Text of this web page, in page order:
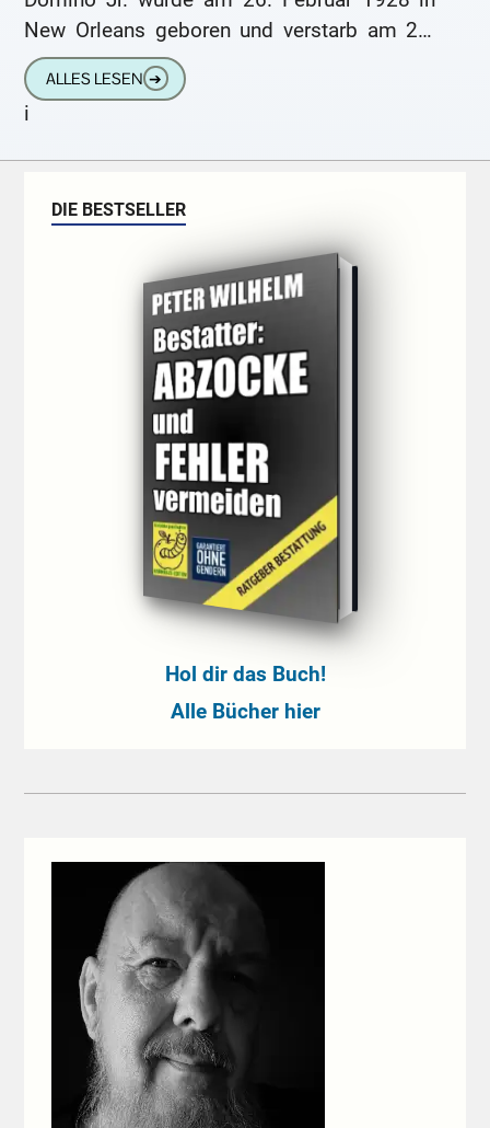
New Orleans geboren und verstarb am 24.
Oktober 2017 in
ALLES LESEN ➔
i
DIE BESTSELLER
Hol dir das Buch!
Alle Bücher hier